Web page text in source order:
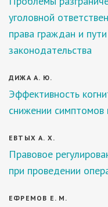
уголовной
права граждан и
законодательства
ДИЖА А. Ю.
Эффективность
снижении симптомов
ЕВТЫХ А. Х.
Правовое
при проведении
ЕФРЕМОВ Е. М.